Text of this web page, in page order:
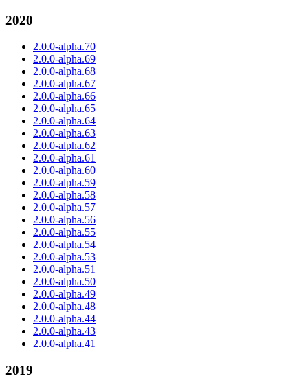
2020
2.0.0-alpha.70
2.0.0-alpha.69
2.0.0-alpha.68
2.0.0-alpha.67
2.0.0-alpha.66
2.0.0-alpha.65
2.0.0-alpha.64
2.0.0-alpha.63
2.0.0-alpha.62
2.0.0-alpha.61
2.0.0-alpha.60
2.0.0-alpha.59
2.0.0-alpha.58
2.0.0-alpha.57
2.0.0-alpha.56
2.0.0-alpha.55
2.0.0-alpha.54
2.0.0-alpha.53
2.0.0-alpha.51
2.0.0-alpha.50
2.0.0-alpha.49
2.0.0-alpha.48
2.0.0-alpha.44
2.0.0-alpha.43
2.0.0-alpha.41
2019